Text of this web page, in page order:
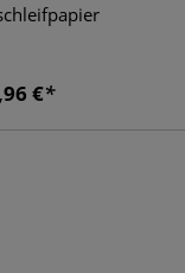
€